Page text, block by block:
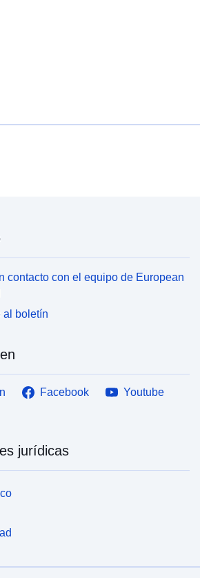
contacto con el equipo de European
al boletín
Facebook
Youtube
jurídicas